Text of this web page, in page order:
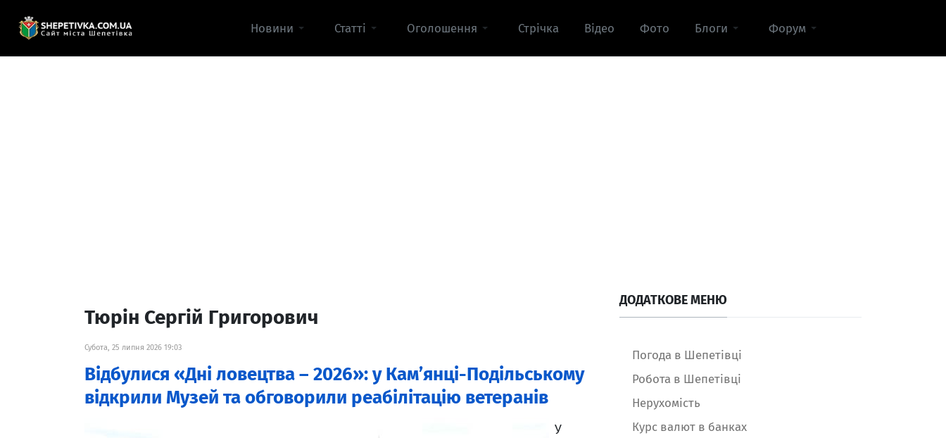
Новини Статті Оголошення Стрічка Відео Фото Блоги Форум
Тюрін Сергій Григорович
Субота, 25 липня 2026 19:03
Відбулися «Дні ловецтва – 2026»: у Кам’янці-Подільському
відкрили Музей та обговорили реабілітацію ветеранів
У
ДОДАТКОВЕ МЕНЮ
Погода в Шепетівці
Робота в Шепетівці
Нерухомість
Курс валют в банках